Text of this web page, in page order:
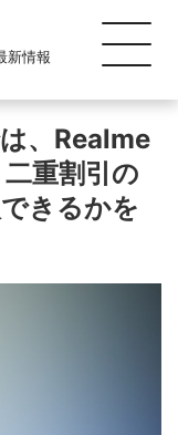
新情報
、Realme
重割引の
きるかを